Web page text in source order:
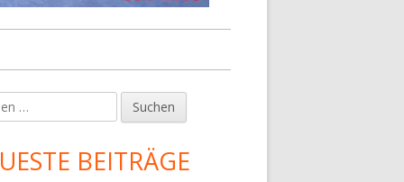
BEITRÄGE